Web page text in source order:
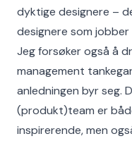
dyktige designere –
designere som jobber
Jeg forsøker også å
management
anledningen byr seg.
(produkt)team er
inspirerende, men